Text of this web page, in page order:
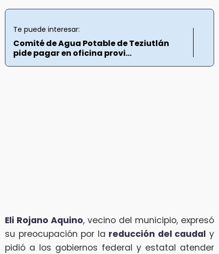
Te puede interesar:
Comité de Agua Potable de Teziutlán
pide pagar en oficina provi...
Eli Rojano Aquino, vecino del municipio, expresó
su preocupación por la reducción del caudal y
pidió a los gobiernos federal y estatal atender